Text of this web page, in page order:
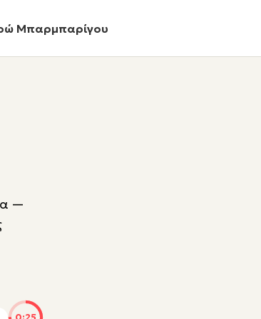
Μπαρμπαρίγου
—